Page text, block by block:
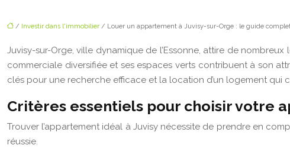
/ Investir dans l'immobilier / Louer un appartement à Juvisy-sur-Orge : le guide
Juvisy-sur-Orge, ville dynamique de l’Essonne, attire de
commerciale diversifiée et ses espaces verts contribuent à son
clés pour une recherche efficace et la location d’un logement
Critères essentiels pour choisir votre
Trouver l’appartement idéal à Juvisy nécessite de prendre en
réussie.